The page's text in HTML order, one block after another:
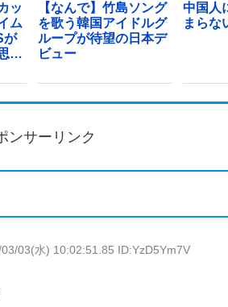
ッ
ム
が
っ
【なんで】竹島ソング
を歌う韓国アイドルグ
ループが待望の日本デ
ビュー
中国人
まらな
ンサーリンク
03(水) 10:02:51.85 ID:YzD5Ym7V